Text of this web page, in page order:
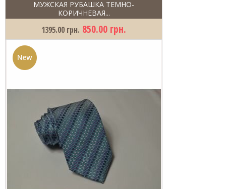
МУЖСКАЯ РУБАШКА ТЕМНО-
КОРИЧНЕВАЯ...
1395.00 грн. 850.00 грн.